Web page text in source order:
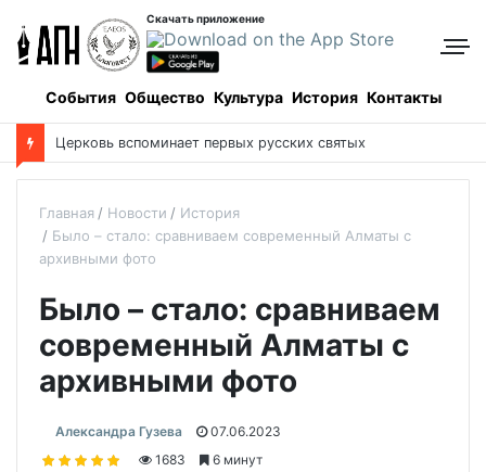
Скачать приложение
События Общество Культура История Контакты
Главная Новости
История
Было – стало: сравниваем современный Алматы с
архивными фото
Было – стало: сравниваем
современный Алматы с
архивными фото
Александра Гузева
07.06.2023
1683
6 минут